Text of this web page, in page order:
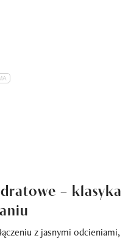
– klasyka
z jasnymi odcieniami,